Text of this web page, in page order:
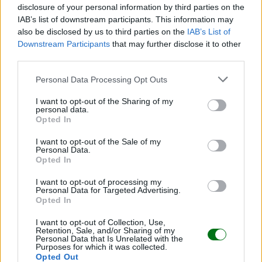
disclosure of your personal information by third parties on the
IAB’s list of downstream participants. This information may
also be disclosed by us to third parties on the IAB’s List of
Downstream Participants that may further disclose it to other
Personal Data Processing Opt Outs
I want to opt-out of the Sharing of my
personal data.
Opted In
I want to opt-out of the Sale of my
Personal Data.
Opted In
I want to opt-out of processing my
Personal Data for Targeted Advertising.
Opted In
I want to opt-out of Collection, Use,
Retention, Sale, and/or Sharing of my
Personal Data that Is Unrelated with the
Purposes for which it was collected.
Opted Out
Cómo respirar bien en el parto: ejercicios y
videos